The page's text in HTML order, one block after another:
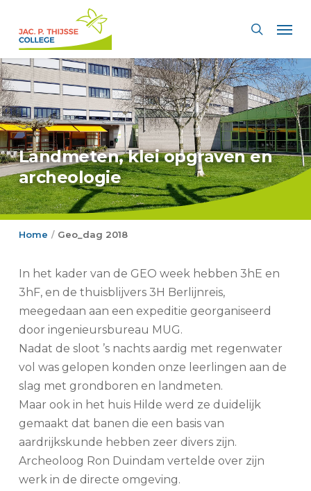
main
content
search
Landmeten, klei opgraven en
archeologie
Home / Geo_dag 2018
In het kader van de GEO week hebben 3hE en
3hF, en de thuisblijvers 3H Berlijnreis,
meegedaan aan een expeditie georganiseerd
door ingenieursbureau MUG.
Nadat de sloot ’s nachts aardig met regenwater
vol was gelopen konden onze leerlingen aan de
slag met grondboren en landmeten.
Maar ook in het huis Hilde werd ze duidelijk
gemaakt dat banen die een basis van
aardrijkskunde hebben zeer divers zijn.
Archeoloog Ron Duindam vertelde over zijn
werk in de directe omgeving.